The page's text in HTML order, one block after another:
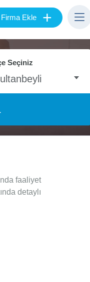
Firma Ekle +
Seçiniz
faaliyet
detaylı